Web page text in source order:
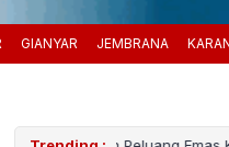
GIANYAR JEMBRANA